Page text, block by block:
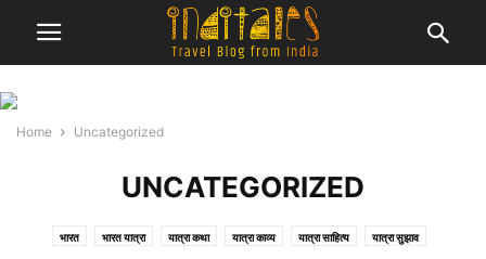
Home Uncategorized
UNCATEGORIZED
भारत भारत यात्रा यात्रा कथा यात्रा काव्य यात्रा साहित्य यात्रा सुझाव